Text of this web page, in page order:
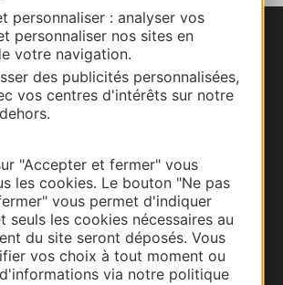
personnaliser : analyser vos
personnaliser nos sites en
votre navigation.
des publicités personnalisées,
vos centres d'intérêts sur notre
"Accepter et fermer" vous
les cookies. Le bouton "Ne pas
vous permet d'indiquer
seuls les cookies nécessaires au
du site seront déposés. Vous
vos choix à tout moment ou
via notre politique